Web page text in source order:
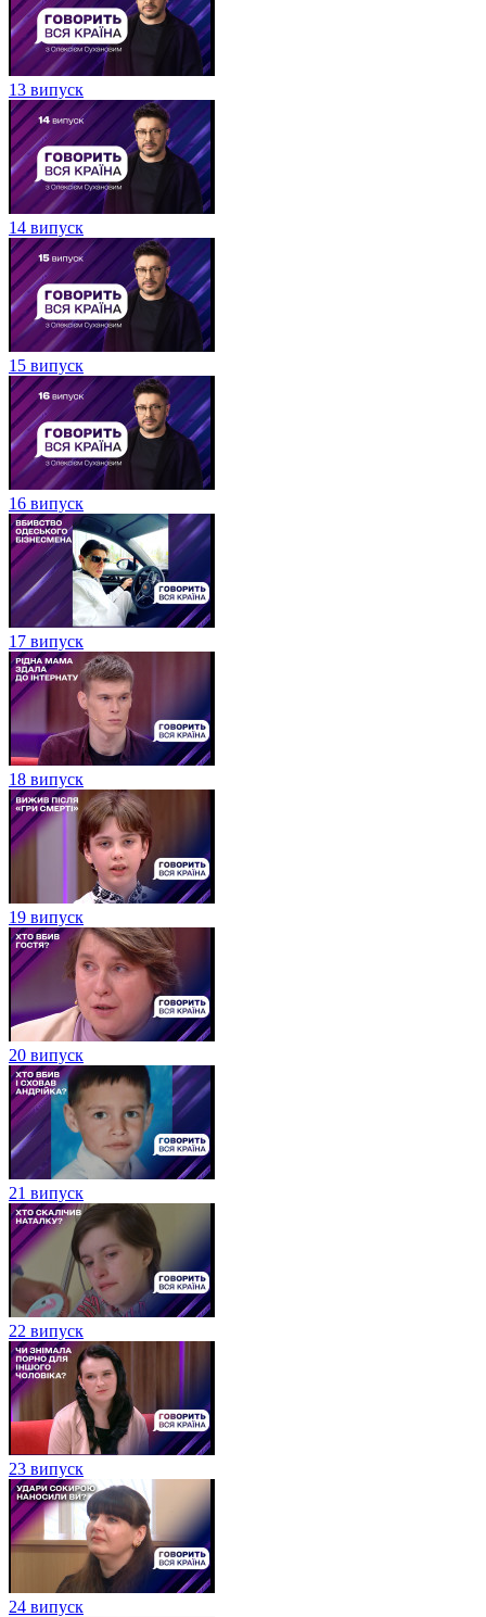
13 випуск
14 випуск
15 випуск
16 випуск
17 випуск
18 випуск
19 випуск
20 випуск
21 випуск
22 випуск
23 випуск
24 випуск